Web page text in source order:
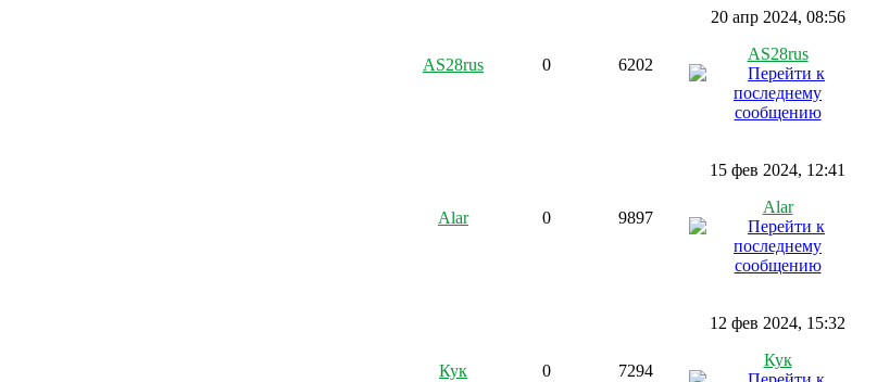
AS28rus 0 6202
20 апр 2024, 08:56
AS28rus
Alar 0 9897
15 фев 2024, 12:41
Alar
Кук 0 7294
12 фев 2024, 15:32
Кук